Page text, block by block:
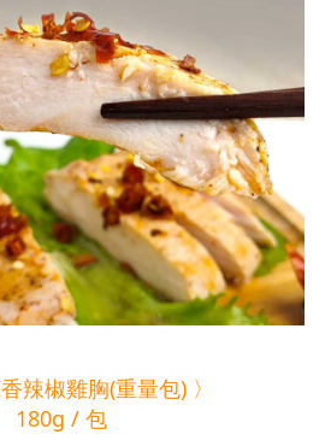
辣椒雞胸(重量包) 〉
180g / 包